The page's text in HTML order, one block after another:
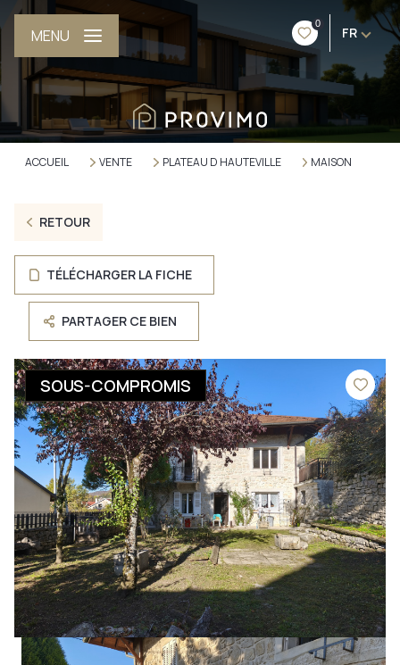
0
FR
MENU
ACCUEIL VENTE PLATEAU D HAUTEVILLE MAISON
RETOUR
TÉLÉCHARGER LA FICHE
PARTAGER CE BIEN
SOUS-COMPROMIS